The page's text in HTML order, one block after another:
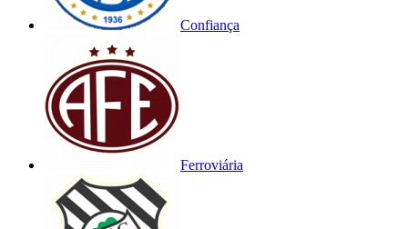
Confiança
Ferroviária